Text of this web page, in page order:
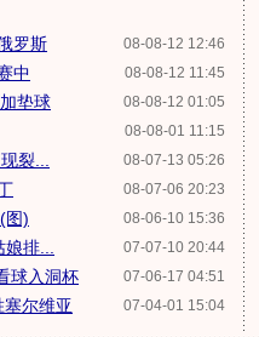
08-08-12 12:46
罗斯
08-08-12 11:45
中
08-08-12 01:05
垫球
08-08-01 11:15
08-07-13 05:26
裂...
08-07-06 20:23
08-06-10 15:36
图)
07-07-10 20:44
排...
07-06-17 04:51
球入洞杯
07-04-01 15:04
尔维亚